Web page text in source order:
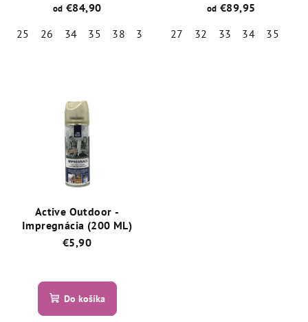
od €84,90
25
26 34 35 38
39
je
5,0
z
5
hviezdičiek.
od €89,95
27
32 33 34
35
Active Outdoor -
Impregnácia (200 ML)
€5,90
hodnotenie
produktu
Do košíka